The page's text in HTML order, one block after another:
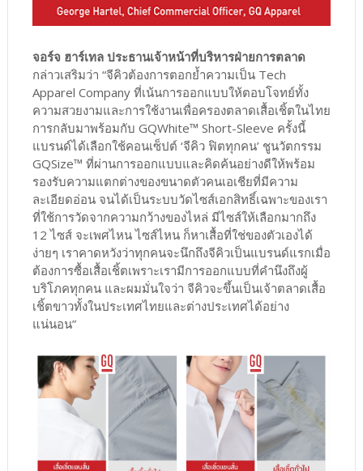
จอร์จ ฮาร์เทล ประธานเจ้าหน้าที่บริหารฝ่ายการตลาด
กล่าวเสริมว่า “จีคิวต้องการตอกย้ำความเป็น Tech
Apparel Company ที่เน้นการออกแบบให้ตอบโจทย์ทั้ง
ความสวยงามและการใช้งานเพื่อครองตลาดเสื้อเชิ้ตในไทย
การกลับมาพร้อมกับ GQWhite™ Short-Sleeve ครั้งนี้
แบรนด์ได้เลือกใช้คอนเซ็ปต์ ‘จีคิว ฟิตทุกคน’ ชูนวัตกรรม
GQSize™ ที่ผ่านการออกแบบและคิดค้นอย่างดีให้พร้อม
รองรับความแตกต่างของขนาดตัวคนเอเชียที่มีความ
ละเอียดอ่อน จนได้เป็นระบบวัดไซส์เอกสิทธิ์เฉพาะของเรา
ที่ใช้การวัดจากความกว้างของไหล่ มีไซส์ให้เลือกมากถึง
12 ไซส์ จะเพศไหน ไซส์ไหน ก็หาเสื้อที่ใช่ของตัวเองได้
ง่ายๆ เราคาดหวังว่าทุกคนจะนึกถึงจีคิวเป็นแบรนด์แรกเมื่อ
ต้องการซื้อเสื้อเชิ้ตเพราะเรามีการออกแบบที่คำนึงถึงผู้
บริโภคทุกคน และผมมั่นใจว่า จีคิวจะขึ้นเป็นเจ้าตลาดเสื้อ
เชิ้ตขาวทั้งในประเทศไทยและต่างประเทศได้อย่าง
แน่นอน”